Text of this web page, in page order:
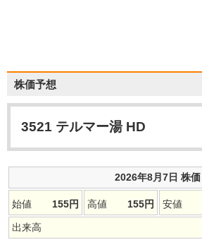
株価予想
3521 テルマー湯 HD
2026年8月7日 株価
始値 155円 高値 155円 安値
出来高